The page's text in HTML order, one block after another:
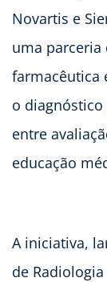
Novartis e
uma parceria
farmacêutica
o
entre
educação
A iniciativa,
de